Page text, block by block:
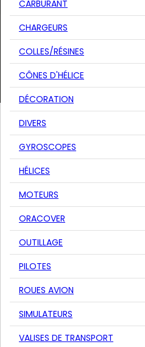
Bateaux
INTERRUPTEUR RÉCEPTION
Accessoires
CARBURANT
CHARGEURS
COLLES/RÉSINES
CÔNES D'HÉLICE
DÉCORATION
DIVERS
GYROSCOPES
HÉLICES
MOTEURS
ORACOVER
OUTILLAGE
PILOTES
ROUES AVION
SIMULATEURS
VALISES DE TRANSPORT
Occasions
Accueil
Pelikan
Avions
Hélicoptères
Bateaux
Accessoires
T-Rex Align
Déstockage
Occasions
Drones
FILTRER PAR